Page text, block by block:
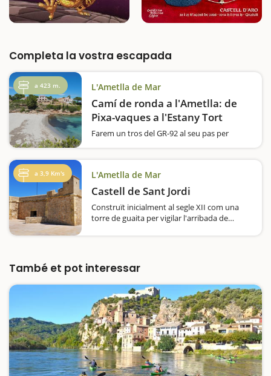
Completa la vostra escapada
a 423 m. L'Ametlla de Mar
Camí de ronda a l'Ametlla: de
Pixa-vaques a l'Estany Tort
Farem un tros del GR-92 al seu pas per
una petita cala d’arena amb un gran valor
paisatgístic,…
a 3,9 Km's L'Ametlla de Mar
Castell de Sant Jordi
Construït inicialment al segle XII com una
torre de guaita per vigilar l'arribada de
També et pot interessar